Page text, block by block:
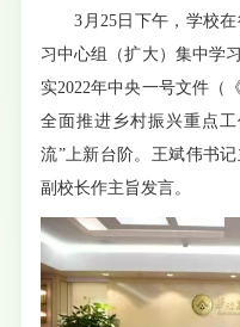
3月25日下午，学校
习中心组（扩大）集中学
实2022年中央一号文件（
全面推进乡村振兴重点
流”上新台阶。王斌伟书
副校长作主旨发言。